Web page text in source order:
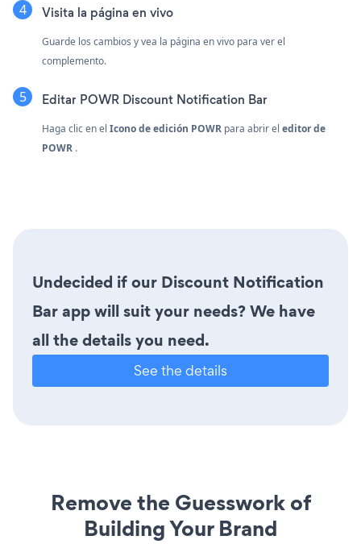
Visita la página en vivo
Guarde los cambios y vea la página en vivo para ver el
complemento.
Editar POWR Discount Notification Bar
Haga clic en el Icono de edición POWR para abrir el editor de
POWR .
Undecided if our Discount Notification
Bar app will suit your needs? We have
all the details you need.
See the details
Remove the Guesswork of
Building Your Brand